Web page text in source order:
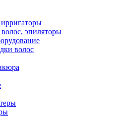
эпиляторы
волос